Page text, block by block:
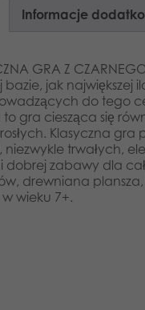
Informacje
GRA Z
bazie, jak największej
do tego
to gra ciesząca się
Klasyczna
niezwykle trwałych,
dobrej zabawy dla
drewniana
wieku 7+.